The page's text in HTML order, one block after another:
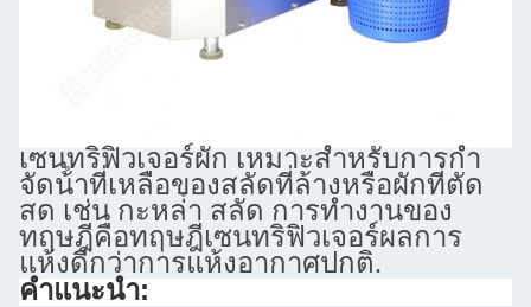
เซนทริฟิวเจอร์ผัก เหมาะสําหรับการกํา
จัดน้ําที่เหลือของสลัดที่ล้างหรือผักที่ตัด
สด เช่น กะหล่ํา สลัด การทํางานของ
ทฤษฎีคือทฤษฎีเซนทริฟิวเจอร์ผลการ
แห้งดีกว่าการแห้งอากาศปกติ.
คําแนะนํา: